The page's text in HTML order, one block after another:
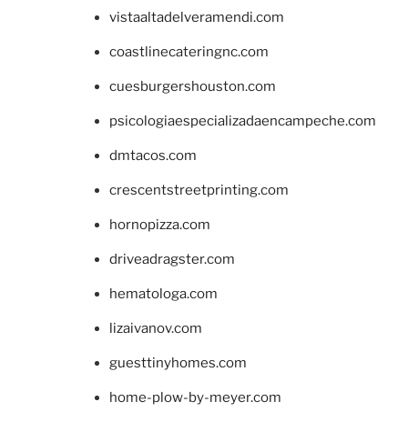
vistaaltadelveramendi.com
coastlinecateringnc.com
cuesburgershouston.com
psicologiaespecializadaencampeche.com
dmtacos.com
crescentstreetprinting.com
hornopizza.com
driveadragster.com
hematologa.com
lizaivanov.com
guesttinyhomes.com
home-plow-by-meyer.com